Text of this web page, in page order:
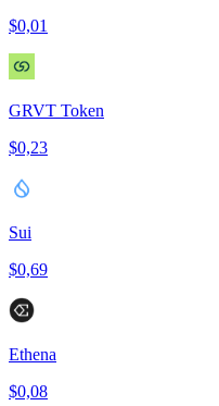
$0,01
GRVT Token
$0,23
Sui
$0,69
Ethena
$0,08